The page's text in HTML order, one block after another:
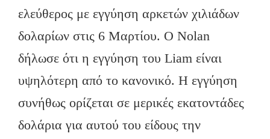
ελεύθερος με εγγύηση αρκετών χιλιάδων
δολαρίων στις 6 Μαρτίου. Ο Nolan
δήλωσε ότι η εγγύηση του Liam είναι
υψηλότερη από το κανονικό. Η εγγύηση
συνήθως ορίζεται σε μερικές εκατοντάδες
δολάρια για αυτού του είδους την